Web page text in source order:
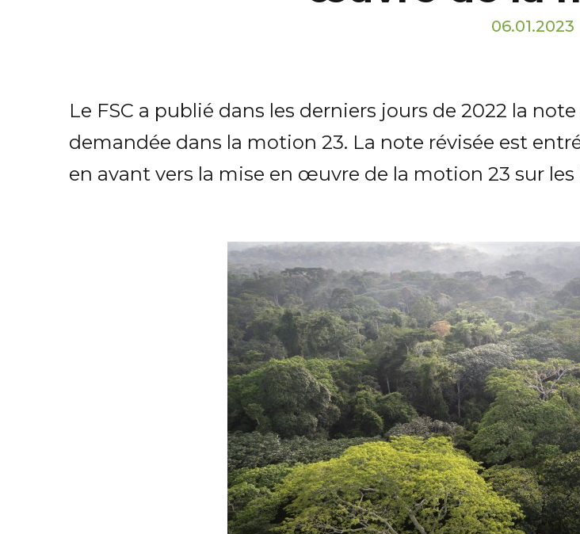
06.01.2023
Le FSC a publié dans les derniers jours de 2022 la
demandée dans la motion 23. La note révisée est
en avant vers la mise en œuvre de la motion 23 sur les